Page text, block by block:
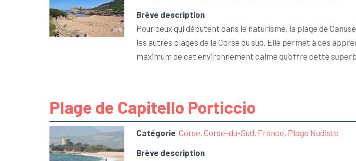
Brève description
Pour ceux qui débutent dans le naturisme, la plage de
les autres plages de la Corse du sud. Elle permet à ces
maximum de cet environnement calme qu’offre cette
Plage de Capitello Porticcio
Catégorie Corse, Corse-du-Sud, France, Plage Nudiste
Brève description